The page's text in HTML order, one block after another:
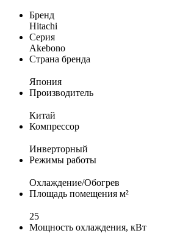
Бренд
Hitachi
Серия
Akebono
Страна бренда
Япония
Производитель
Китай
Компрессор
Инверторный
Режимы работы
Охлаждение/Обогрев
Площадь помещения м²
25
Мощность охлаждения, кВт